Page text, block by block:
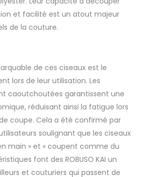
performances de
Agréablement dans la
l’extrémité du manche
"élastomère" en
plastique souple. Cela
garantit une meilleure
stabilité, un meilleur
équilibre et une
agréable maniabilité
lors de la coupe. Grâce
aux grandes
ouvertures, ces ciseaux
et facilité est un atout majeur
de la couture.
de ces ciseaux est le
lors de leur utilisation. Les
caoutchoutées garantissent une
réduisant ainsi la fatigue lors
coupe. Cela a été confirmé par
soulignant que les ciseaux
main » et « coupent comme du
font des ROBUSO KAI un
et couturiers qui passent de